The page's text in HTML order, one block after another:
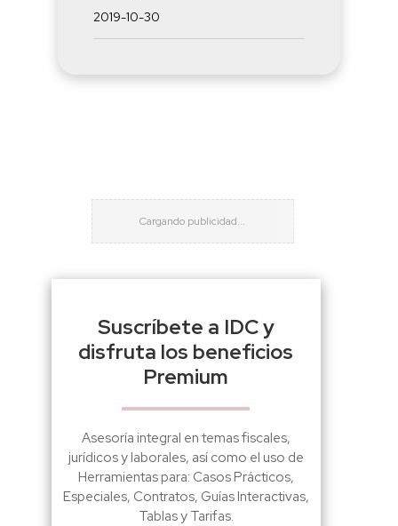
2019-10-30
Suscríbete a IDC y
disfruta los beneficios
Premium
Asesoría integral en temas fiscales,
jurídicos y laborales, así como el uso de
Herramientas para: Casos Prácticos,
Especiales, Contratos, Guías Interactivas,
Tablas y Tarifas.